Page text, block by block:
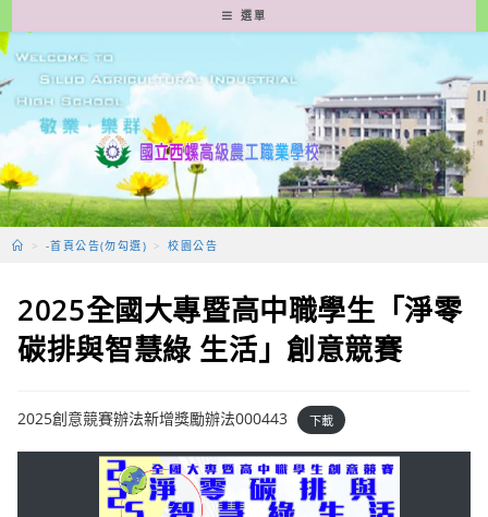
轉
至
要
容
選單
> -首頁公告(勿勾選) > 校園公告
2025全國大專暨高中職學生「淨零
碳排與智慧綠 生活」創意競賽
2025創意競賽辦法新增獎勵辦法000443 下載